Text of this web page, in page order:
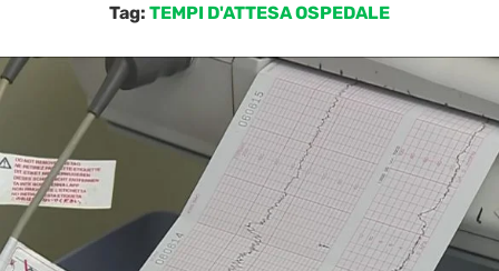
Tag: TEMPI D'ATTESA OSPEDALE